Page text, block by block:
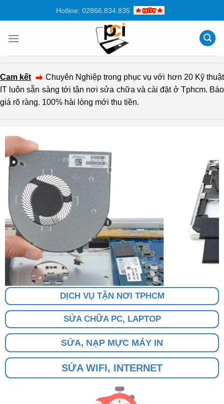
dung
Hotline: 02866.834.835
Cam kết
Chuyên Nghiệp trong phục vụ với hơn 20 Kỹ thuật
IT luôn sẵn sàng tới tận nơi sửa chữa và cài đặt ở Tphcm. Báo
giá rõ ràng. 100% hài lòng mới thu tiền.
DỊCH VỤ TẬN NƠI TPHCM
SỬA CHỮA PC, LAPTOP
SỬA, NẠP MỰC MÁY IN
SỬA WIFI, INTERNET